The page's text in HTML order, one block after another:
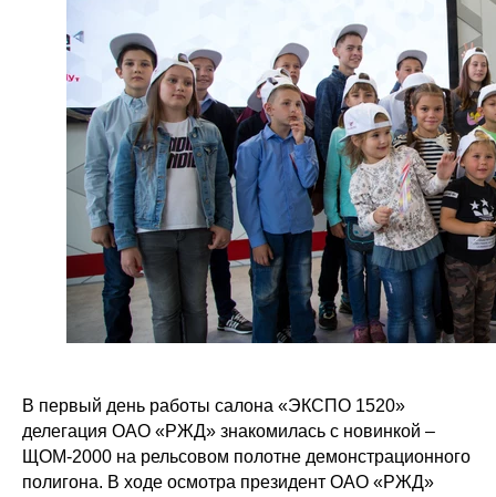
В первый день работы салона «ЭКСПО 1520»
делегация ОАО «РЖД» знакомилась с новинкой –
ЩОМ-2000 на рельсовом полотне демонстрационного
полигона. В ходе осмотра президент ОАО «РЖД»